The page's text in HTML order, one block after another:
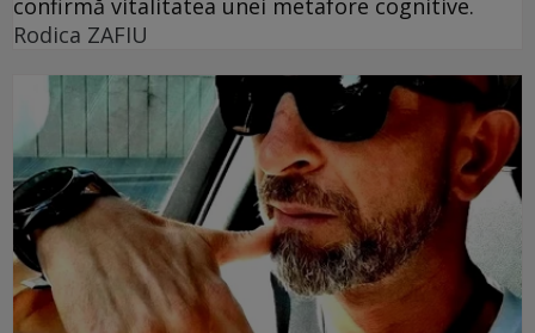
confirmă vitalitatea unei metafore cognitive.
Rodica ZAFIU